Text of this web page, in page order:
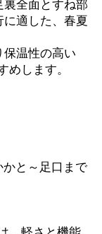
全面とすね部
適した、春夏
温性の高い
めします。
と～足口まで